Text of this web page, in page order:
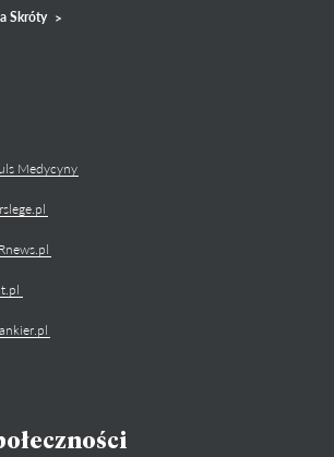
Skróty
Medycyny